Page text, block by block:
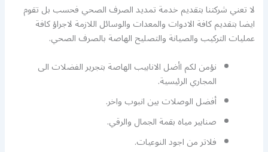
لا تعني شركتنا بتقديم خدمة تمديد الصرف الصحي فحسب بل تقوم
ايضا بتقديم كافة الادوات والمعدات والوسائل اللازمة لاجراؤ كافة
عمليات التركيب والصيانة والتصليح الهاصة بالصرف الصحي.
نؤمن لكم اأضل الانابيب الهاصة بتجرير الفضلات الى
المجاري الرئيسية.
أفضل الوصلات بين انبوب واخر.
صنابير مياه بقمة الجمال والرقي.
فلاتر من اجود النوعيات.